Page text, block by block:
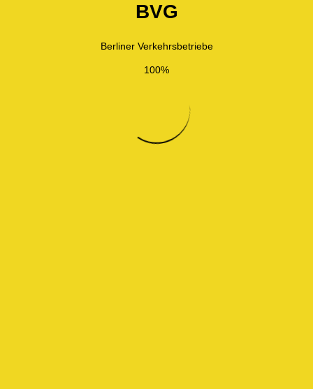
BVG
Berliner Verkehrsbetriebe
100%